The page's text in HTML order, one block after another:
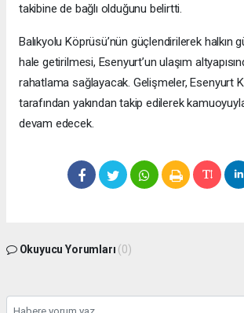
takibine de bağlı olduğunu belirtti.
Balıkyolu Köprüsü’nün güçlendirilerek halkın
hale getirilmesi, Esenyurt’un ulaşım
rahatlama sağlayacak. Gelişmeler, Esenyurt
tarafından yakından takip edilerek
devam edecek.
Okuyucu Yorumları (0)